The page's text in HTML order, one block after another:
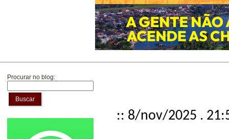
Procurar no blog:
Buscar
:: 8/nov/2025 .